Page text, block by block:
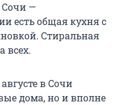
Сочи —
есть общая кухня с
Стиральная
всех.
в Сочи
дома, но и вполне